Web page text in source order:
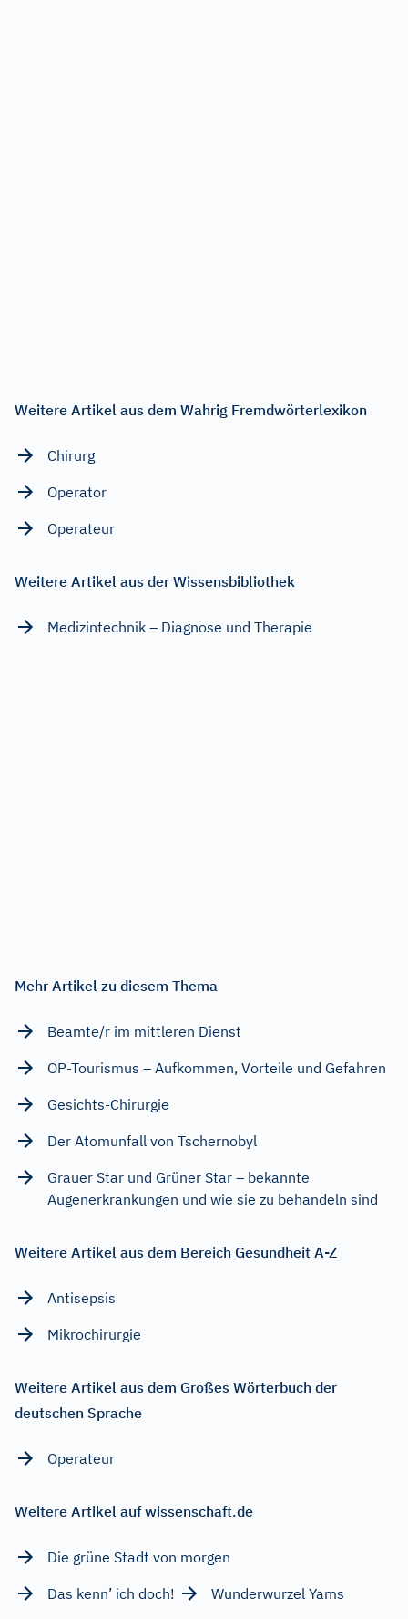
Weitere Artikel aus dem Wahrig Fremdwörterlexikon
Chirurg
Operator
Operateur
Weitere Artikel aus der Wissensbibliothek
Medizintechnik – Diagnose und Therapie
Mehr Artikel zu diesem Thema
Beamte/r im mittleren Dienst
OP-Tourismus – Aufkommen, Vorteile und Gefahren
Gesichts-Chirurgie
Der Atomunfall von Tschernobyl
Grauer Star und Grüner Star – bekannte
Augenerkrankungen und wie sie zu behandeln sind
Weitere Artikel aus dem Bereich Gesundheit A-Z
Antisepsis
Mikrochirurgie
Weitere Artikel aus dem Großes Wörterbuch der
deutschen Sprache
Operateur
Weitere Artikel auf wissenschaft.de
Die grüne Stadt von morgen
Das kenn’ ich doch!
Wunderwurzel Yams